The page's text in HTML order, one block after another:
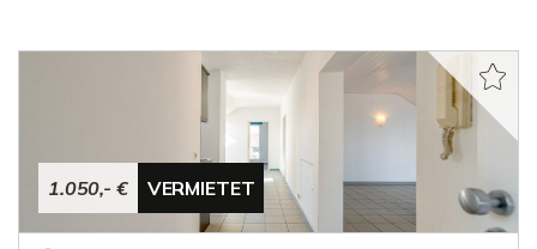
1.050,- € VERMIETET